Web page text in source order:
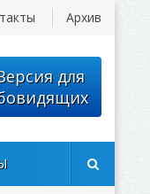
для
Архив